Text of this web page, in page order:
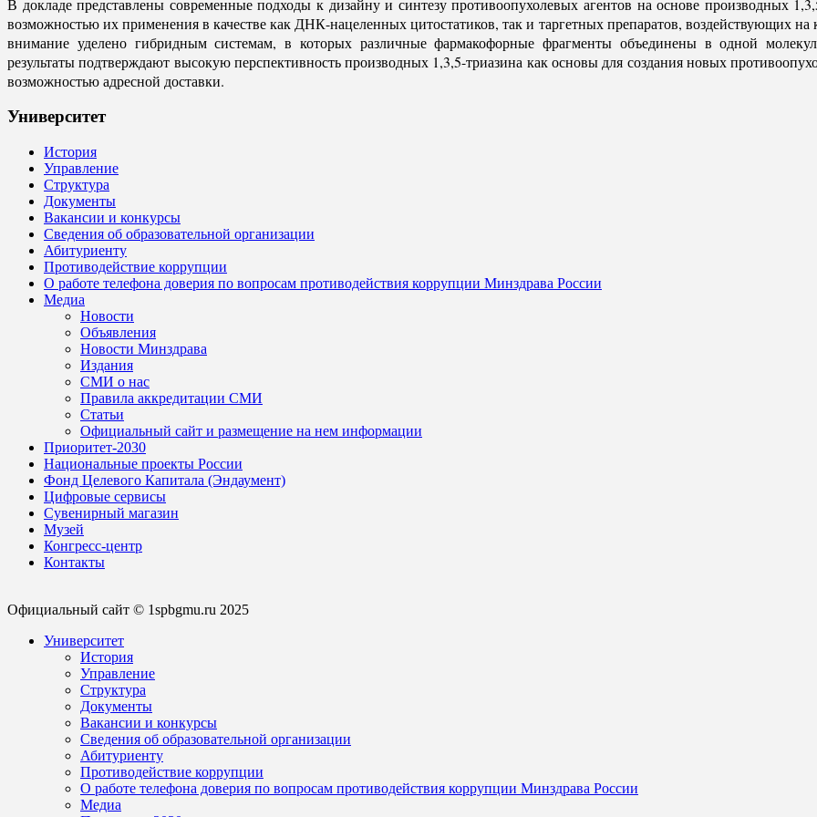
возможностью их применения в качестве как ДНК-нацеленных цитостатиков, так и таргетных препаратов, воздействующих
внимание уделено гибридным системам, в которых различные фармакофорные фрагменты объединены в одной
результаты подтверждают высокую перспективность производных 1,3,5-триазина как основы для создания новых
возможностью адресной доставки.
Университет
История
Управление
Структура
Документы
Вакансии и конкурсы
Сведения об образовательной организации
Абитуриенту
Противодействие коррупции
О работе телефона доверия по вопросам противодействия коррупции Минздрава России
Медиа
Новости
Объявления
Новости Минздрава
Издания
СМИ о нас
Правила аккредитации СМИ
Статьи
Официальный сайт и размещение на нем информации
Приоритет-2030
Национальные проекты России
Фонд Целевого Капитала (Эндаумент)
Цифровые сервисы
Сувенирный магазин
Музей
Конгресс-центр
Контакты
Официальный сайт © 1spbgmu.ru 2025
Университет
История
Управление
Структура
Документы
Вакансии и конкурсы
Сведения об образовательной организации
Абитуриенту
Противодействие коррупции
О работе телефона доверия по вопросам противодействия коррупции Минздрава России
Медиа